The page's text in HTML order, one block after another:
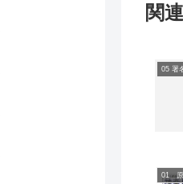
関
05 署
01 原